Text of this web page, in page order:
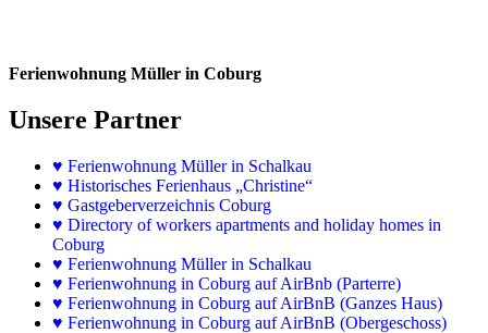
Ferienwohnung Müller in Coburg
Unsere Partner
♥ Ferienwohnung Müller in Schalkau
♥ Historisches Ferienhaus „Christine“
♥ Gastgeberverzeichnis Coburg
♥ Directory of workers apartments and holiday homes in
Coburg
♥ Ferienwohnung Müller in Schalkau
♥ Ferienwohnung in Coburg auf AirBnb (Parterre)
♥ Ferienwohnung in Coburg auf AirBnB (Ganzes Haus)
♥ Ferienwohnung in Coburg auf AirBnB (Obergeschoss)